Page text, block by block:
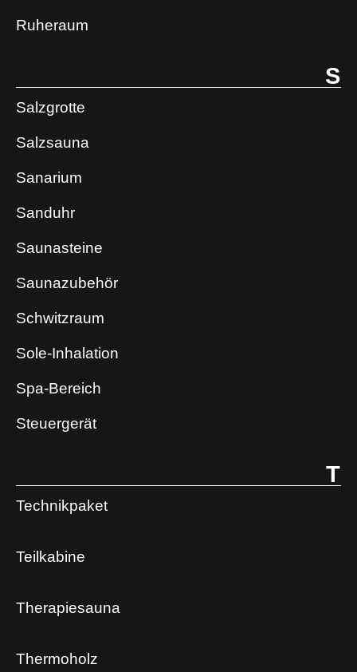
Ruheraum
S
Salzgrotte
Salzsauna
Sanarium
Sanduhr
Saunasteine
Saunazubehör
Schwitzraum
Sole-Inhalation
Spa-Bereich
Steuergerät
T
Technikpaket
Teilkabine
Therapiesauna
Thermoholz